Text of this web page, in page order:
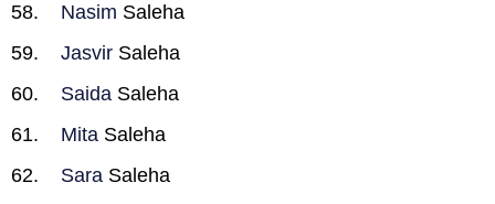
Nasim Saleha
Jasvir Saleha
Saida Saleha
Mita Saleha
Sara Saleha